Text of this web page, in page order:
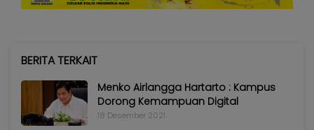
BERITA TERKAIT
Menko Airlangga Hartarto : Kampus
Dorong Kemampuan Digital
18 Desember 2021